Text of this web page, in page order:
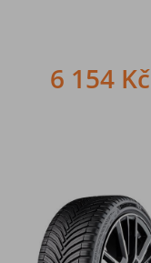
6 154 Kč